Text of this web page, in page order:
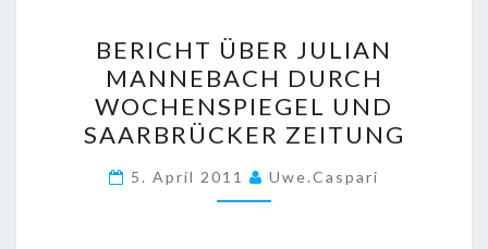
ÜBER
JULIAN
MANNEBACH
DURCH
WOCHENSPIEGEL
UND
BERICHT ÜBER JULIAN
MANNEBACH DURCH
WOCHENSPIEGEL UND
SAARBRÜCKER ZEITUNG
5. April 2011 Uwe.caspari